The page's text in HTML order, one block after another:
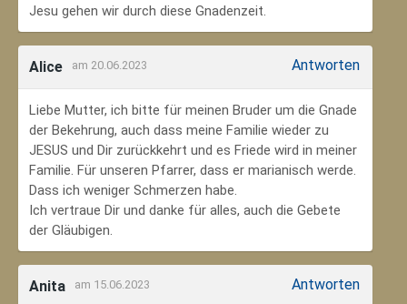
Jesu gehen wir durch diese Gnadenzeit.
Alice am 20.06.2023 Antworten
Liebe Mutter, ich bitte für meinen Bruder um die Gnade
der Bekehrung, auch dass meine Familie wieder zu
JESUS und Dir zurückkehrt und es Friede wird in meiner
Familie. Für unseren Pfarrer, dass er marianisch werde.
Dass ich weniger Schmerzen habe.
Ich vertraue Dir und danke für alles, auch die Gebete
der Gläubigen.
Anita am 15.06.2023 Antworten